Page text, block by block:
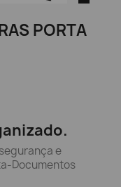
PORTA
e
Documentos